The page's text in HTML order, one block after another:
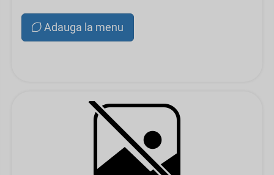
Adauga la menu